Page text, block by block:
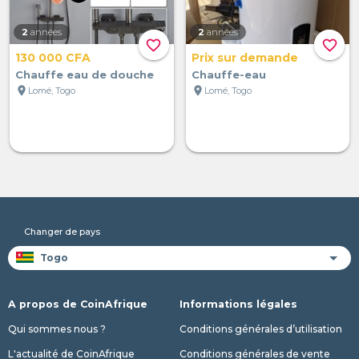
favorite_border
2 années
130 000 CFA
Chauffe eau de douche
location_on Lomé, Togo
favorite_border
2 années
Prix sur demande
Chauffe-eau
location_on Lomé, Togo
Changer de pays
A propos de CoinAfrique
Qui sommes nous ?
L'actualité de CoinAfrique
Informations légales
Conditions générales d’utilisation
Conditions générales de vente